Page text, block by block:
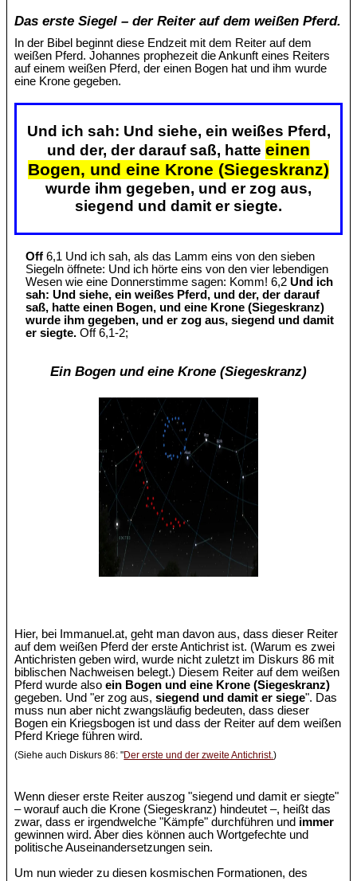
Das erste Siegel – der Reiter auf dem weißen Pferd.
In der Bibel beginnt diese Endzeit mit dem Reiter auf dem
weißen Pferd. Johannes prophezeit die Ankunft eines Reiters
auf einem weißen Pferd, der einen Bogen hat und ihm wurde
eine Krone gegeben.
Und ich sah: Und siehe, ein weißes Pferd,
und der, der darauf saß, hatte einen
Bogen, und eine Krone (Siegeskranz)
wurde ihm gegeben, und er zog aus,
siegend und damit er siegte.
Off 6,1 Und ich sah, als das Lamm eins von den sieben
Siegeln öffnete: Und ich hörte eins von den vier lebendigen
Wesen wie eine Donnerstimme sagen: Komm! 6,2Und ich
sah: Und siehe, ein weißes Pferd, und der, der darauf
saß, hatte einen Bogen, und eine Krone (Siegeskranz)
wurde ihm gegeben, und er zog aus, siegend und damit
er siegte. Off 6,1-2;
Ein Bogen und eine Krone (Siegeskranz)
Hier, bei Immanuel.at, geht man davon aus, dass dieser Reiter
auf dem weißen Pferd der erste Antichrist ist. (Warum es zwei
Antichristen geben wird, wurde nicht zuletzt im Diskurs 86 mit
biblischen Nachweisen belegt.) Diesem Reiter auf dem weißen
Pferd wurde alsoein Bogen und eine Krone (Siegeskranz)
gegeben. Und "er zog aus,siegend und damit er siege". Das
muss nun aber nicht zwangsläufig bedeuten, dass dieser
Bogen ein Kriegsbogen ist und dass der Reiter auf dem weißen
Pferd Kriege führen wird.
(Siehe auch Diskurs 86: "Der erste und der zweite Antichrist.)
Wenn dieser erste Reiter auszog "siegend und damit er siegte"
– worauf auch die Krone (Siegeskranz) hindeutet –, heißt das
zwar, dass er irgendwelche "Kämpfe" durchführen und immer
gewinnen wird. Aber dies können auch Wortgefechte und
politische Auseinandersetzungen sein.
Um nun wieder zu diesen kosmischen Formationen, des